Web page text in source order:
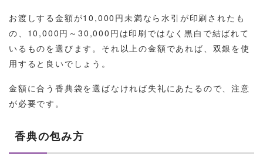
お渡しする金額が10,000円未満なら水引が印刷されたも
の、10,000円～30,000円は印刷ではなく黒白で結ばれて
いるものを選びます。それ以上の金額であれば、双銀を使
用すると良いでしょう。
金額に合う香典袋を選ばなければ失礼にあたるので、注意
が必要です。
香典の包み方